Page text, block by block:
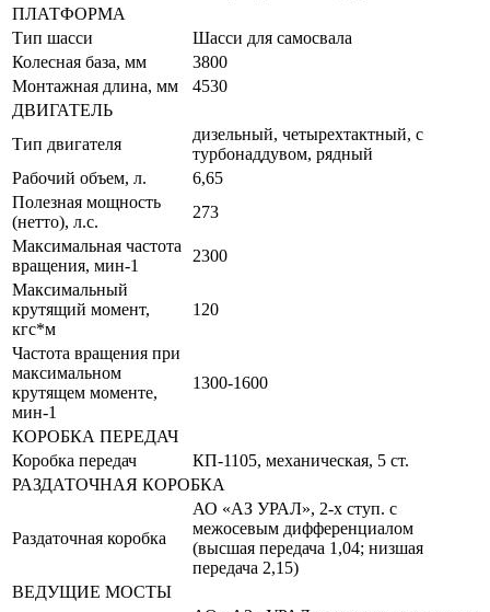
ПЛАТФОРМА
Тип шасси
Шасси для самосвала
Колесная база, мм
3800
Монтажная длина, мм
4530
ДВИГАТЕЛЬ
Тип двигателя
дизельный, четырехтактный, с
турбонаддувом, рядный
Рабочий объем, л.
6,65
Полезная мощность
(нетто), л.с.
273
Максимальная частота
вращения, мин-1
2300
Максимальный
крутящий момент,
кгс*м
120
Частота вращения при
максимальном
крутящем моменте,
мин-1
1300-1600
КОРОБКА ПЕРЕДАЧ
Коробка передач
КП-1105, механическая, 5 ст.
РАЗДАТОЧНАЯ КОРОБКА
Раздаточная коробка
АО «АЗ УРАЛ», 2-х ступ. с
межосевым дифференциалом
(высшая передача 1,04; низшая
передача 2,15)
ВЕДУЩИЕ МОСТЫ